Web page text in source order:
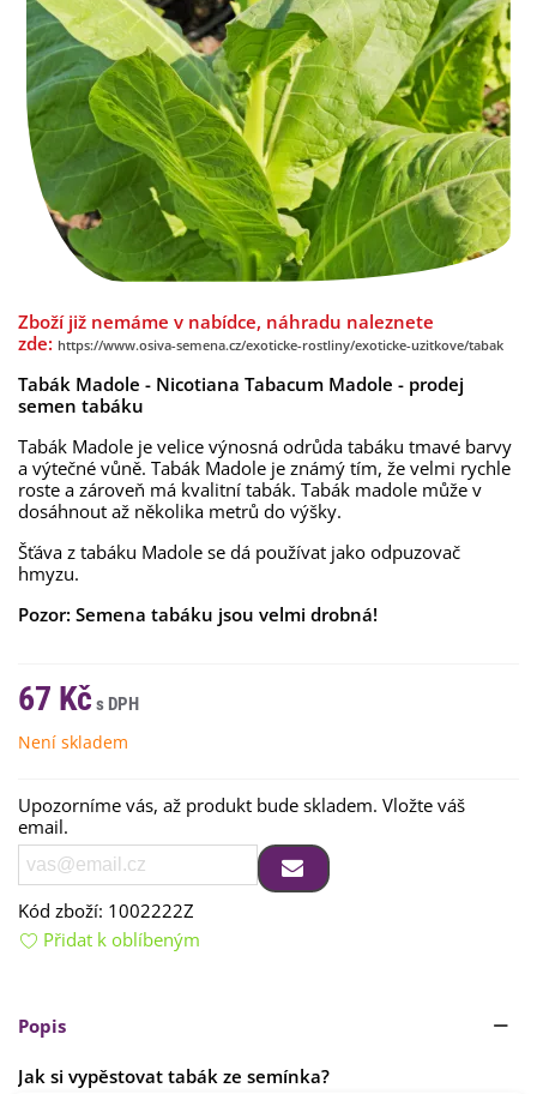
Zboží již nemáme v nabídce, náhradu naleznete
zde: https://www.osiva-semena.cz/exoticke-rostliny/exoticke-uzitkove/tabak
Tabák Madole - Nicotiana Tabacum Madole - prodej
semen tabáku
Tabák Madole je velice výnosná odrůda tabáku tmavé barvy
a výtečné vůně. Tabák Madole je známý tím, že velmi rychle
roste a zároveň má kvalitní tabák. Tabák madole může v
dosáhnout až několika metrů do výšky.
Šťáva z tabáku Madole se dá používat jako odpuzovač
hmyzu.
Pozor: Semena tabáku jsou velmi drobná!
67 Kč
Není skladem
Upozorníme vás, až produkt bude skladem. Vložte váš
email.
Kód zboží: 1002222Z
Přidat k oblíbeným
Popis
Jak si vypěstovat tabák ze semínka?